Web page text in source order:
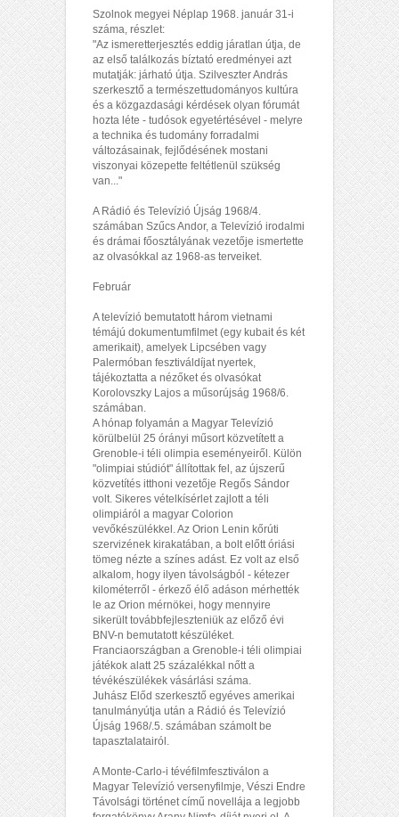
Szolnok megyei Néplap 1968. január 31-i
száma, részlet:
"Az ismeretterjesztés eddig járatlan útja, de
az első találkozás bíztató eredményei azt
mutatják: járható útja. Szilveszter András
szerkesztő a természettudományos kultúra
és a közgazdasági kérdések olyan fórumát
hozta léte - tudósok egyetértésével - melyre
a technika és tudomány forradalmi
változásainak, fejlődésének mostani
viszonyai közepette feltétlenül szükség
van..."
A Rádió és Televízió Újság 1968/4.
számában Szűcs Andor, a Televízió irodalmi
és drámai főosztályának vezetője ismertette
az olvasókkal az 1968-as terveiket.
Február
A televízió bemutatott három vietnami
témájú dokumentumfilmet (egy kubait és két
amerikait), amelyek Lipcsében vagy
Palermóban fesztiváldíjat nyertek,
tájékoztatta a nézőket és olvasókat
Korolovszky Lajos a műsorújság 1968/6.
számában.
A hónap folyamán a Magyar Televízió
körülbelül 25 órányi műsort közvetített a
Grenoble-i téli olimpia eseményeiről. Külön
"olimpiai stúdiót" állítottak fel, az újszerű
közvetítés itthoni vezetője Regős Sándor
volt. Sikeres vételkísérlet zajlott a téli
olimpiáról a magyar Colorion
vevőkészülékkel. Az Orion Lenin kőrúti
szervizének kirakatában, a bolt előtt óriási
tömeg nézte a színes adást. Ez volt az első
alkalom, hogy ilyen távolságból - kétezer
kilométerről - érkező élő adáson mérhették
le az Orion mérnökei, hogy mennyire
sikerült továbbfejleszteniük az előző évi
BNV-n bemutatott készüléket.
Franciaországban a Grenoble-i téli olimpiai
játékok alatt 25 százalékkal nőtt a
tévékészülékek vásárlási száma.
Juhász Előd szerkesztő egyéves amerikai
tanulmányútja után a Rádió és Televízió
Újság 1968/.5. számában számolt be
tapasztalatairól.
A Monte-Carlo-i tévéfilmfesztiválon a
Magyar Televízió versenyfilmje, Vészi Endre
Távolsági történet című novellája a legjobb